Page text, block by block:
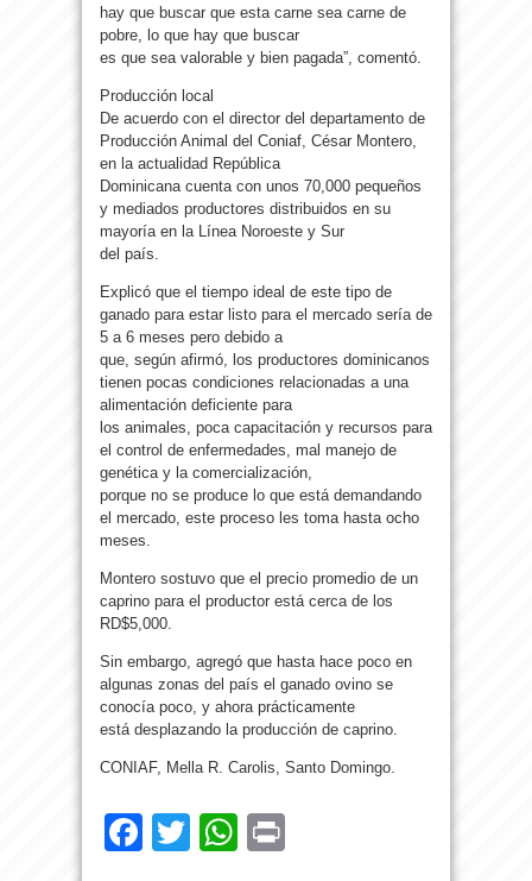
hay que buscar que esta carne sea carne de
pobre, lo que hay que buscar
es que sea valorable y bien pagada”, comentó.
Producción local
De acuerdo con el director del departamento de
Producción Animal del Coniaf, César Montero,
en la actualidad República
Dominicana cuenta con unos 70,000 pequeños
y mediados productores distribuidos en su
mayoría en la Línea Noroeste y Sur
del país.
Explicó que el tiempo ideal de este tipo de
ganado para estar listo para el mercado sería de
5 a 6 meses pero debido a
que, según afirmó, los productores dominicanos
tienen pocas condiciones relacionadas a una
alimentación deficiente para
los animales, poca capacitación y recursos para
el control de enfermedades, mal manejo de
genética y la comercialización,
porque no se produce lo que está demandando
el mercado, este proceso les toma hasta ocho
meses.
Montero sostuvo que el precio promedio de un
caprino para el productor está cerca de los
RD$5,000.
Sin embargo, agregó que hasta hace poco en
algunas zonas del país el ganado ovino se
conocía poco, y ahora prácticamente
está desplazando la producción de caprino.
CONIAF, Mella R. Carolis, Santo Domingo.
Facebook
TwitterWhatsApp